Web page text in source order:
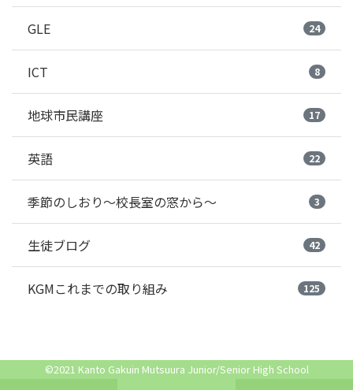
GLE 24
ICT 8
地球市民講座 17
英語 22
季節のしおり～校長室の窓から～ 3
生徒ブログ 42
KGMこれまでの取り組み 125
©2021 Kanto Gakuin Mutsuura Junior/Senior High School